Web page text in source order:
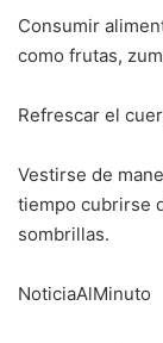
Consumir
como frutas,
Refrescar el
Vestirse de
tiempo cubrirse
sombrillas.
NoticiaAlMinuto